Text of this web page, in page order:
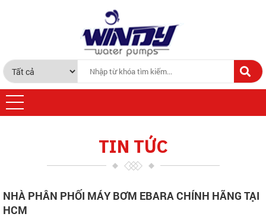
TIN TỨC
NHÀ PHÂN PHỐI MÁY BƠM EBARA CHÍNH HÃNG TẠI
HCM